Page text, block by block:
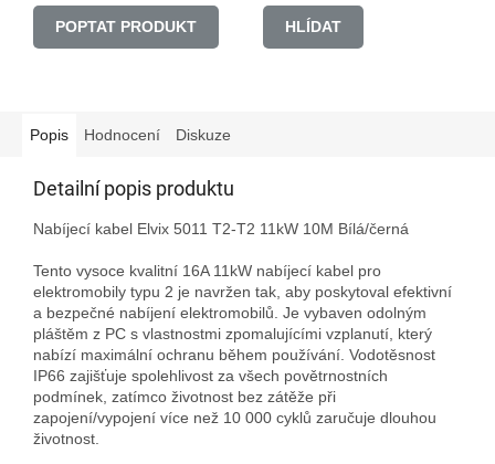
POPTAT PRODUKT HLÍDAT
Popis Hodnocení Diskuze
Detailní popis produktu
Nabíjecí kabel Elvix 5011 T2-T2 11kW 10M Bílá/černá
Tento vysoce kvalitní 16A 11kW nabíjecí kabel pro
elektromobily typu 2 je navržen tak, aby poskytoval efektivní
a bezpečné nabíjení elektromobilů. Je vybaven odolným
pláštěm z PC s vlastnostmi zpomalujícími vzplanutí, který
nabízí maximální ochranu během používání. Vodotěsnost
IP66 zajišťuje spolehlivost za všech povětrnostních
podmínek, zatímco životnost bez zátěže při
zapojení/vypojení více než 10 000 cyklů zaručuje dlouhou
životnost.